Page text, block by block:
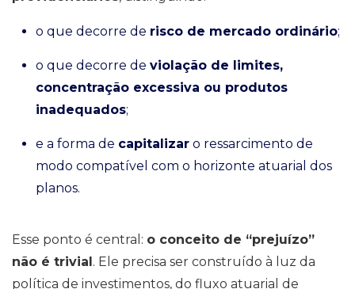
o que decorre de risco de mercado ordinário;
o que decorre de violação de limites,
concentração excessiva ou produtos
inadequados;
e a forma de capitalizar o ressarcimento de
modo compatível com o horizonte atuarial dos
planos.
Esse ponto é central: o conceito de “prejuízo”
não é trivial. Ele precisa ser construído à luz da
política de investimentos, do fluxo atuarial de